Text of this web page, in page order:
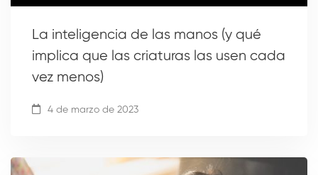
La inteligencia de las manos (y qué
implica que las criaturas las usen cada
vez menos)
4 de marzo de 2023